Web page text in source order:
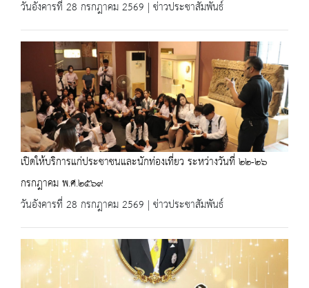
วันอังคารที่ 28 กรกฎาคม 2569 | ข่าวประชาสัมพันธ์
เปิดให้บริการแก่ประชาชนและนักท่องเที่ยว ระหว่างวันที่ ๒๒-๒๖
กรกฎาคม พ.ศ.๒๕๖๙
วันอังคารที่ 28 กรกฎาคม 2569 | ข่าวประชาสัมพันธ์